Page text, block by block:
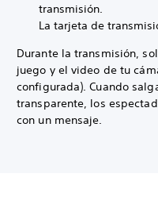
transmisión.
La tarjeta de
Durante la transmisión,
juego y el video de tu
configurada). Cuando
transparente, los
con un mensaje.